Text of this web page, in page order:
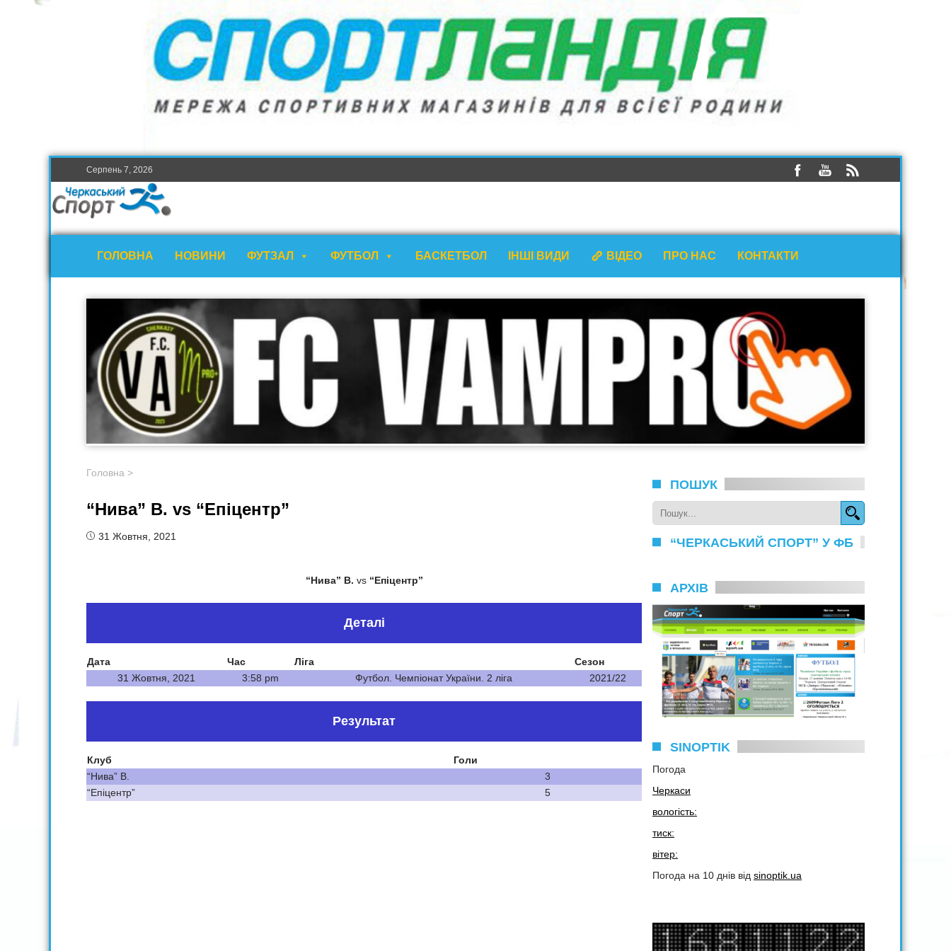
Серпень 7, 2026
ГОЛОВНА НОВИНИ ФУТЗАЛ ФУТБОЛ БАСКЕТБОЛ ІНШІ ВИДИ ВІДЕО ПРО НАС КОНТАКТИ
Головна >
“Нива” В. vs “Епіцентр”
31 Жовтня, 2021
“Нива” В. vs “Епіцентр”
Деталі
Дата Час Ліга
Сезон
31 Жовтня, 2021
3:58 pm Футбол. Чемпіонат України. 2 ліга 2021/22
Результат
Клуб
Голи
“Нива” В.
3
“Епіцентр”
5
ПОШУК
“ЧЕРКАСЬКИЙ СПОРТ” У ФБ
АРХІВ
SINOPTIK
Погода
Черкаси
вологість:
тиск:
вітер:
Погода на 10 днів від sinoptik.ua